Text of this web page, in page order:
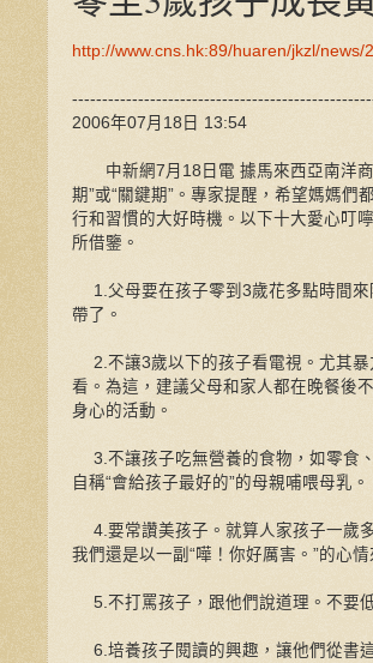
http://www.cns.hk:89/huaren/jkzl/news/
2006年07月18日 13:54
中新網7月18日電 據馬來西亞南洋商
期”或“關鍵期”。專家提醒，希望媽媽們
行和習慣的大好時機。以下十大愛心叮
所借鑒。
1.父母要在孩子零到3歲花多點時間來
帶了。
2.不讓3歲以下的孩子看電視。尤其暴
看。為這，建議父母和家人都在晚餐後
身心的活動。
3.不讓孩子吃無營養的食物，如零食
自稱“會給孩子最好的”的母親哺喂母乳。
4.要常讚美孩子。就算人家孩子一歲
我們還是以一副“嘩！你好厲害。”的心
5.不打罵孩子，跟他們說道理。不要
6.培養孩子閱讀的興趣，讓他們從書